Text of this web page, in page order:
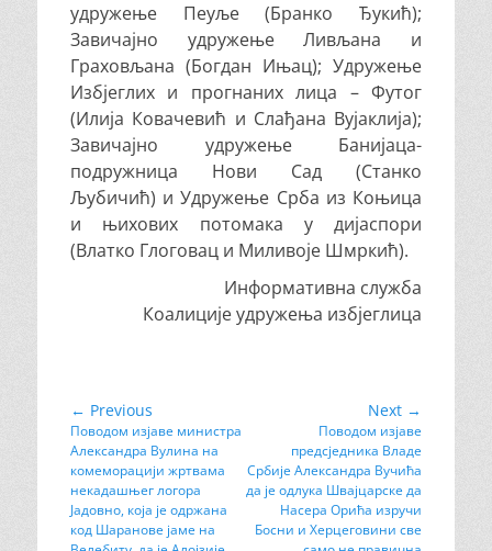
удружење Пеуље (Бранко Ђукић);
Завичајно удружење Ливљана и
Граховљана (Богдан Ињац); Удружење
Избјеглих и прогнаних лица – Футог
(Илија Ковачевић и Слађана Вујаклија);
Завичајно удружење Банијаца-
подружница Нови Сад (Станко
Љубичић) и Удружење Срба из Коњица
и њихових потомака у дијаспори
(Влатко Глоговац и Миливоје Шмркић).
Информативна служба
Коалиције удружења избјеглица
Кретање
чланка
← Previous
Previous
post:
Поводом изјаве министра
Александра Вулина на
комеморацији жртвама
некадашњег логора
Јадовно, која је одржана
код Шаранове јаме на
Next →
Поводом изјаве
предсједника Владе
Србије Александра Вучића
да је одлука Швајцарске да
Насера Орића изручи
Босни и Херцеговини све